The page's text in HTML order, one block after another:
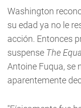
Washington
su edad ya no le
acción. Entonces
suspense The
Antoine Fuqua, se
aparentemente